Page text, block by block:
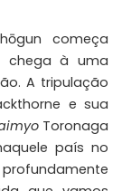
começa
chega à uma
A tripulação
e sua
Toronaga
país no